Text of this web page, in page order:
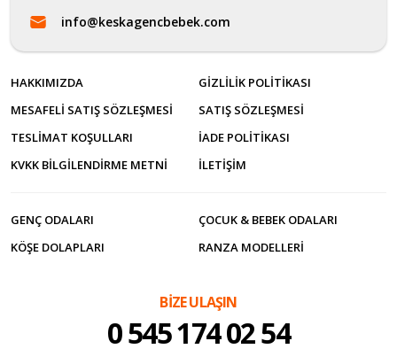
info@keskagencbebek.com
HAKKIMIZDA
GIZLILIK POLITIKASI
MESAFELI SATIŞ SÖZLEŞMESI
SATIŞ SÖZLEŞMESI
TESLIMAT KOŞULLARI
İADE POLITIKASI
KVKK BILGILENDIRME METNI
İLETİŞİM
GENÇ ODALARI
ÇOCUK & BEBEK ODALARI
KÖŞE DOLAPLARI
RANZA MODELLERI
BİZE ULAŞIN
0 545 174 02 54